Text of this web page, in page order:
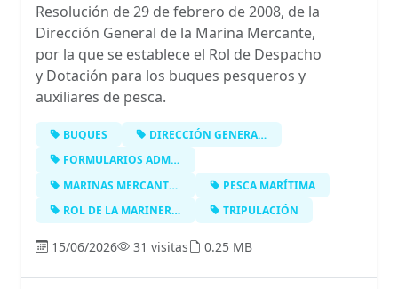
Resolución de 29 de febrero de 2008, de la
Dirección General de la Marina Mercante,
por la que se establece el Rol de Despacho
y Dotación para los buques pesqueros y
auxiliares de pesca.
BUQUES
DIRECCIÓN GENERAL DE LA MARINA MERC…
FORMULARIOS ADMINISTRATIVOS
MARINAS MERCANTE Y DE PESCA
PESCA MARÍTIMA
ROL DE LA MARINERÍA
TRIPULACIÓN
15/06/2026 31 visitas 0.25 MB